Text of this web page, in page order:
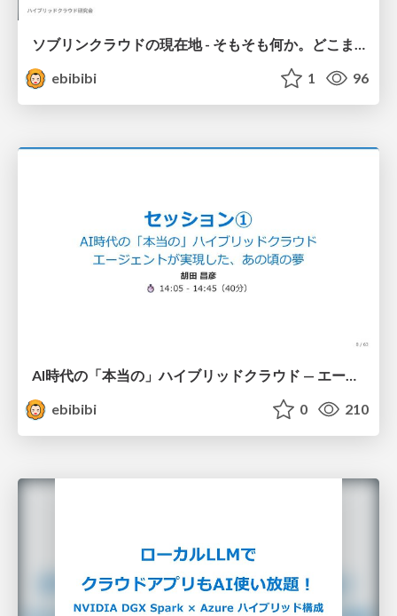
ソブリンクラウドの現在地 - そもそも何か。どこまで使えるか。
ebibibi
1 96
ebibibi
0 210